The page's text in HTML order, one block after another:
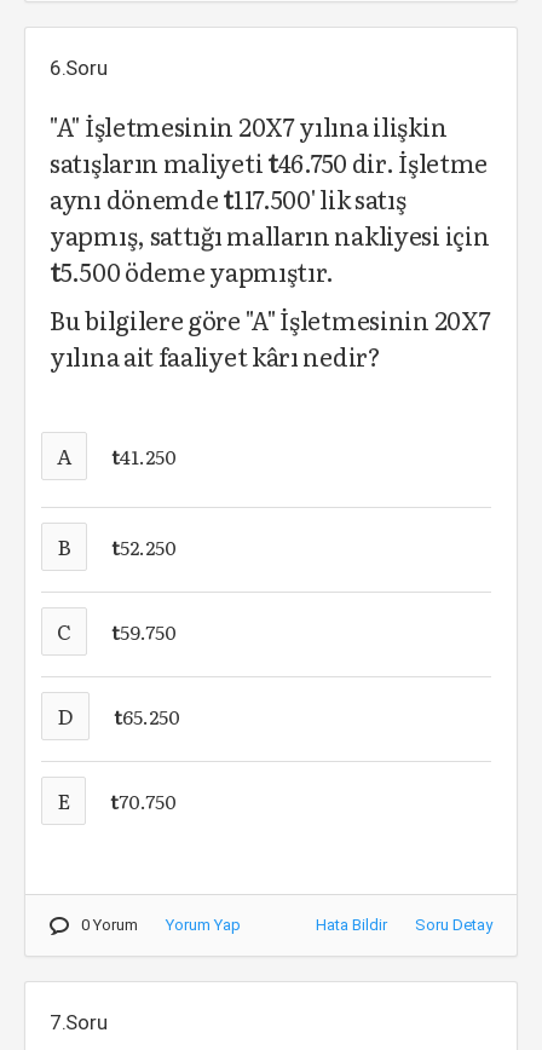
6.Soru
"A" İşletmesinin 20X7 yılına ilişkin
satışların maliyetit46.750 dir. İşletme
aynı dönemdet117.500' lik satış
yapmış, sattığı malların nakliyesi için
t5.500 ödeme yapmıştır.
Bu bilgilere göre "A" İşletmesinin 20X7
yılına ait faaliyet kârı nedir?
A t41.250
B t52.250
C t59.750
D t65.250
E t70.750
0 Yorum Yorum Yap Hata Bildir Soru Detay
7.Soru